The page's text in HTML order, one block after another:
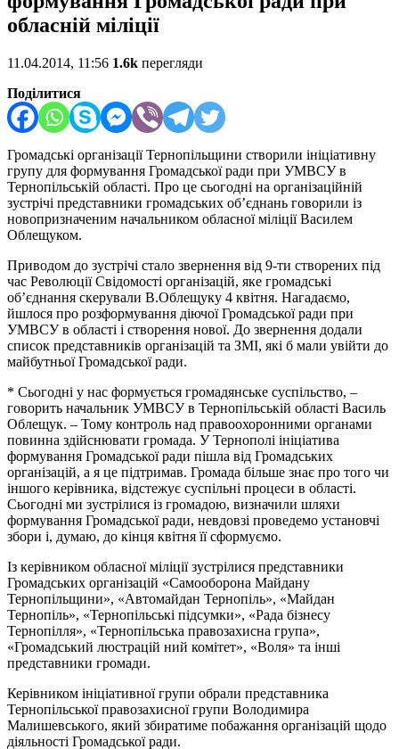
обласній міліції
11.04.2014, 11:56 1.6k перегляди
Поділитися
Громадські організації Тернопільщини створили ініціативну
групу для формування Громадської ради при УМВСУ в
Тернопільській області. Про це сьогодні на організаційній
зустрічі представники громадських об’єднань говорили із
новопризначеним начальником обласної міліції Василем
Облещуком.
Приводом до зустрічі стало звернення від 9-ти створених під
час Революції Свідомості організацій, яке громадські
об’єднання скерували В.Облещуку 4 квітня. Нагадаємо,
йшлося про розформування діючої Громадської ради при
УМВСУ в області і створення нової. До звернення додали
список представників організацій та ЗМІ, які б мали увійти до
майбутньої Громадської ради.
* Сьогодні у нас формується громадянське суспільство, –
говорить начальник УМВСУ в Тернопільській області Василь
Облещук. – Тому контроль над правоохоронними органами
повинна здійснювати громада. У Тернополі ініціатива
формування Громадської ради пішла від Громадських
організацій, а я це підтримав. Громада більше знає про того чи
іншого керівника, відстежує суспільні процеси в області.
Сьогодні ми зустрілися із громадою, визначили шляхи
формування Громадської ради, невдовзі проведемо установчі
збори і, думаю, до кінця квітня її сформуємо.
Із керівником обласної міліції зустрілися представники
Громадських організацій «Самооборона Майдану
Тернопільщини», «Автомайдан Тернопіль», «Майдан
Тернопіль», «Тернопільські підсумки», «Рада бізнесу
Тернопілля», «Тернопільська правозахисна група»,
«Громадський люстрацій ний комітет», «Воля» та інші
представники громади.
Керівником ініціативної групи обрали представника
Тернопільської правозахисної групи Володимира
Малишевського, який збиратиме побажання організацій щодо
діяльності Громадської ради.